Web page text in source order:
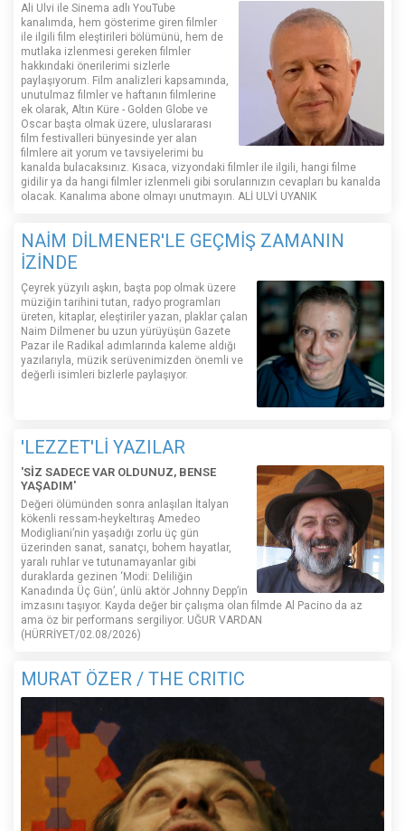
Ali Ulvi ile Sinema adlı YouTube
kanalımda, hem gösterime giren filmler
ile ilgili film eleştirileri bölümünü, hem de
mutlaka izlenmesi gereken filmler
hakkındaki önerilerimi sizlerle
paylaşıyorum. Film analizleri kapsamında,
unutulmaz filmler ve haftanın filmlerine
ek olarak, Altın Küre - Golden Globe ve
Oscar başta olmak üzere, uluslararası
film festivalleri bünyesinde yer alan
filmlere ait yorum ve tavsiyelerimi bu
kanalda bulacaksınız. Kısaca, vizyondaki filmler ile ilgili, hangi filme
gidilir ya da hangi filmler izlenmeli gibi sorularınızın cevapları bu kanalda
olacak. Kanalıma abone olmayı unutmayın. ALİ ULVİ UYANIK
NAİM DİLMENER'LE GEÇMİŞ ZAMANIN
İZİNDE
Çeyrek yüzyılı aşkın, başta pop olmak üzere
müziğin tarihini tutan, radyo programları
üreten, kitaplar, eleştiriler yazan, plaklar çalan
Naim Dilmener bu uzun yürüyüşün Gazete
Pazar ile Radikal adımlarında kaleme aldığı
yazılarıyla, müzik serüvenimizden önemli ve
değerli isimleri bizlerle paylaşıyor.
'LEZZET'Lİ YAZILAR
'SİZ SADECE VAR OLDUNUZ, BENSE
YAŞADIM'
Değeri ölümünden sonra anlaşılan İtalyan
kökenli ressam-heykeltıraş Amedeo
Modigliani’nin yaşadığı zorlu üç gün
üzerinden sanat, sanatçı, bohem hayatlar,
yaralı ruhlar ve tutunamayanlar gibi
duraklarda gezinen ‘Modi: Deliliğin
Kanadında Üç Gün’, ünlü aktör Johnny Depp’in
imzasını taşıyor. Kayda değer bir çalışma olan filmde Al Pacino da az
ama öz bir performans sergiliyor. UĞUR VARDAN
(HÜRRİYET/02.08/2026)
MURAT ÖZER / THE CRITIC